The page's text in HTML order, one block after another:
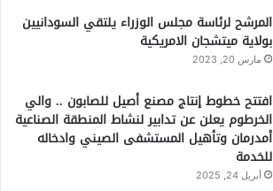
المرشح لرئاسة مجلس الوزراء يلتقي السودانيين
بولاية ميتشجان الامريكية
مارس 20, 2023
افتتح خطوط إنتاج مصنع أصيل للصابون .. والي
الخرطوم يعلن عن تدابير لنشاط المنطقة الصناعية
أمدرمان وتأهيل المستشفى الصيني وادخاله
للخدمة
أبريل 24, 2025